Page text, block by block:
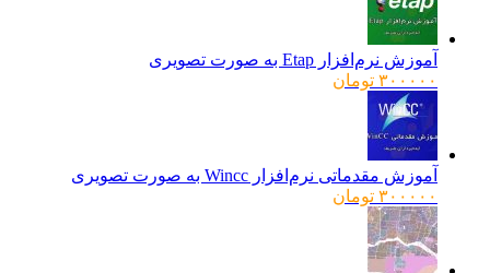
آموزش نرم‌افزار Etap به صورت تصویری
۳۰۰۰۰۰ تومان
آموزش مقدماتی نرم‌افزار Wincc به صورت تصویری
۳۰۰۰۰۰ تومان